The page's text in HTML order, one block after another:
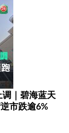
｜碧海蓝天
市跌逾6%